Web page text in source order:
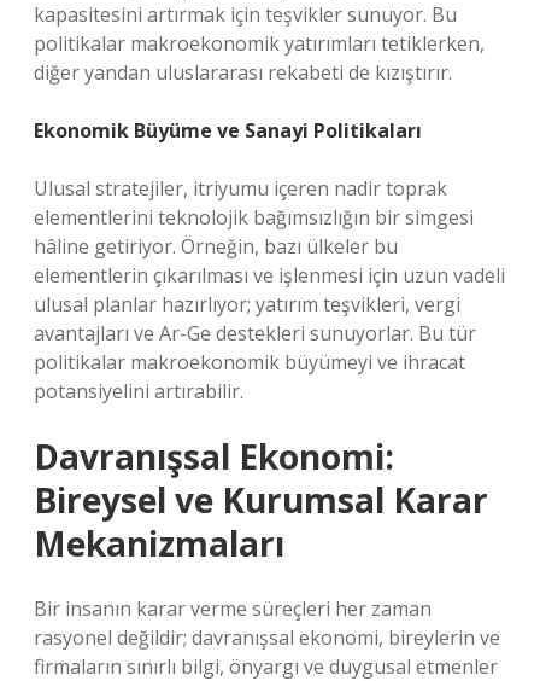
kapasitesini artırmak için teşvikler sunuyor. Bu
politikalar makroekonomik yatırımları tetiklerken,
diğer yandan uluslararası rekabeti de kızıştırır.
Ekonomik Büyüme ve Sanayi Politikaları
Ulusal stratejiler, itriyumu içeren nadir toprak
elementlerini teknolojik bağımsızlığın bir simgesi
hâline getiriyor. Örneğin, bazı ülkeler bu
elementlerin çıkarılması ve işlenmesi için uzun vadeli
ulusal planlar hazırlıyor; yatırım teşvikleri, vergi
avantajları ve Ar-Ge destekleri sunuyorlar. Bu tür
politikalar makroekonomik büyümeyi ve ihracat
potansiyelini artırabilir.
Davranışsal Ekonomi:
Bireysel ve Kurumsal Karar
Mekanizmaları
Bir insanın karar verme süreçleri her zaman
rasyonel değildir; davranışsal ekonomi, bireylerin ve
firmaların sınırlı bilgi, önyargı ve duygusal etmenler